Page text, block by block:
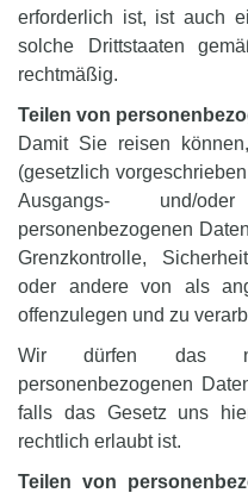
erforderlich ist, ist auch
solche Drittstaaten
rechtmäßig.
Teilen von
Damit Sie reisen
(gesetzlich
Ausgangs- und/
personenbezogenen
Grenzkontrolle,
oder andere von als
offenzulegen und zu
Wir dürfen das
personenbezogenen
falls das Gesetz uns
rechtlich erlaubt ist.
Teilen von